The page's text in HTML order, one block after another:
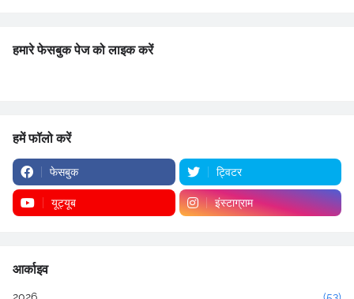
हमारे फेसबुक पेज को लाइक करें
हमें फॉलो करें
फेसबुक ट्विटर
यूट्यूब इंस्टाग्राम
आर्काइव